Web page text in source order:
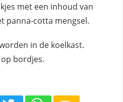
met een inhoud van
panna-cotta mengsel.
in de koelkast.
bordjes.